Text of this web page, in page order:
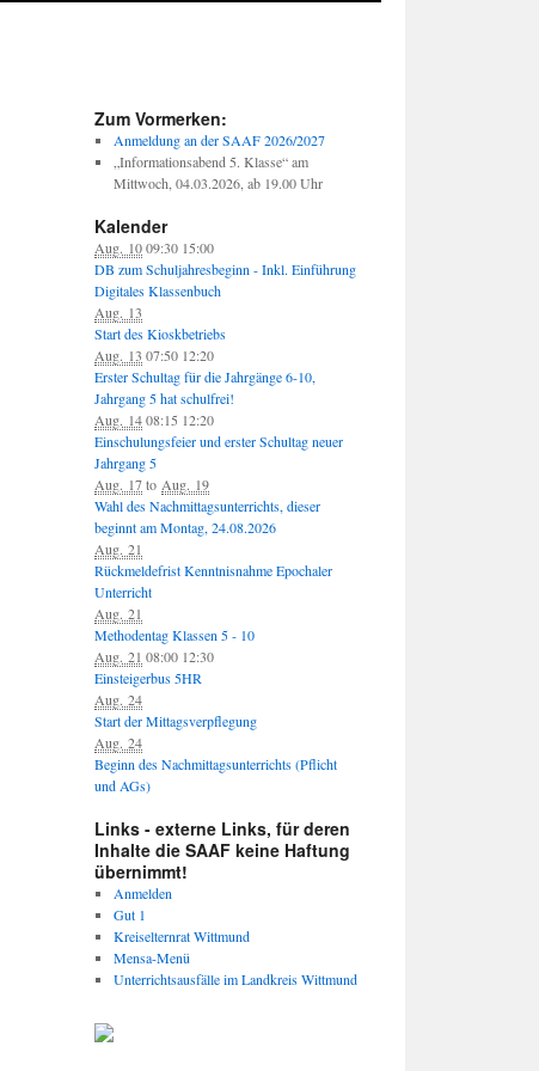
Zum Vormerken:
Anmeldung an der SAAF 2026/2027
„Informationsabend 5. Klasse“ am
Mittwoch, 04.03.2026, ab 19.00 Uhr
Kalender
Aug. 1009:30 15:00
DB zum Schuljahresbeginn - Inkl. Einführung
Digitales Klassenbuch
Aug. 13
Start des Kioskbetriebs
Aug. 13 07:50 12:20
Erster Schultag für die Jahrgänge 6-10,
Jahrgang 5 hat schulfrei!
Aug. 1408:15 12:20
Einschulungsfeier und erster Schultag neuer
Jahrgang 5
Aug. 17to Aug. 19
Wahl des Nachmittagsunterrichts, dieser
beginnt am Montag, 24.08.2026
Aug. 21
Rückmeldefrist Kenntnisnahme Epochaler
Unterricht
Aug. 21
Methodentag Klassen 5 - 10
Aug. 21 08:00 12:30
Einsteigerbus 5HR
Aug. 24
Start der Mittagsverpflegung
Aug. 24
Beginn des Nachmittagsunterrichts (Pflicht
und AGs)
Links - externe Links, für deren
Inhalte die SAAF keine Haftung
übernimmt!
Anmelden
Gut 1
Kreiselternrat Wittmund
Mensa-Menü
Unterrichtsausfälle im Landkreis Wittmund